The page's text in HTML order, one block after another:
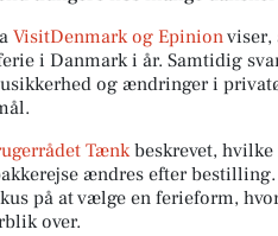
VisitDenmark og Epinionviser,
i Danmark i år. Samtidig
og ændringer i
Tænkbeskrevet,
ændres efter
på at vælge en ferieform,
over.